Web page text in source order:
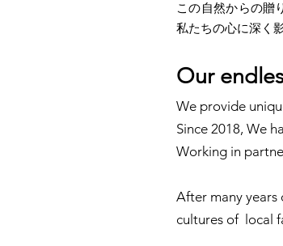
この自然からの贈
私たちの心に深く
Our
We provide
Since 2018, We
Working in
After many years
cultures of local